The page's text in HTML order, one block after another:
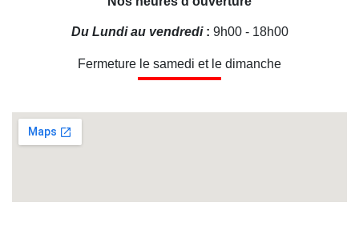
Du Lundi au vendredi: 9h00 - 18h00
Fermeture le samedi et le dimanche